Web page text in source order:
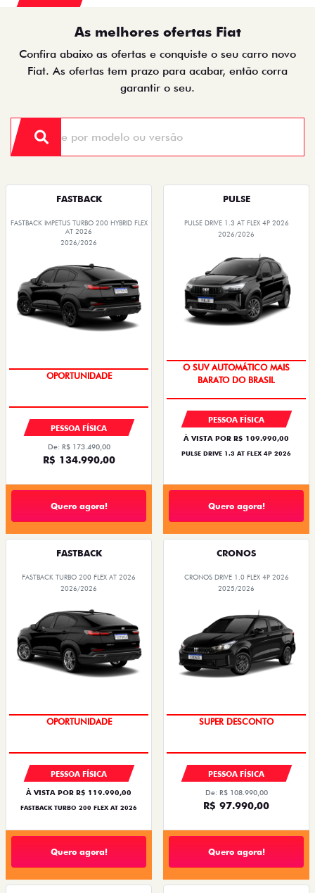
As melhores ofertas Fiat
Confira abaixo as ofertas e conquiste o seu carro novo
Fiat. As ofertas tem prazo para acabar, então corra
garantir o seu.
FASTBACK
FASTBACK IMPETUS TURBO 200 HYBRID FLEX
AT 2026
2026/2026
PREÇO IMPERDÍVEL
PESSOA FÍSICA
De: R$ 173.490,00
R$ 134.990,00
Quero agora!
PULSE
PULSE DRIVE 1.3 AT FLEX 4P 2026
2026/2026
OPORTUNIDADE
PESSOA FÍSICA
À VISTA POR R$ 109.990,00
PULSE DRIVE 1.3 AT FLEX 4P 2026
Quero agora!
FASTBACK
FASTBACK TURBO 200 FLEX AT 2026
2026/2026
OPORTUNIDADE
PESSOA FÍSICA
À VISTA POR R$ 119.990,00
FASTBACK TURBO 200 FLEX AT 2026
Quero agora!
CRONOS
CRONOS DRIVE 1.0 FLEX 4P 2026
2025/2026
TAXA ZERO
PESSOA FÍSICA
De: R$ 108.990,00
R$ 97.990,00
Quero agora!